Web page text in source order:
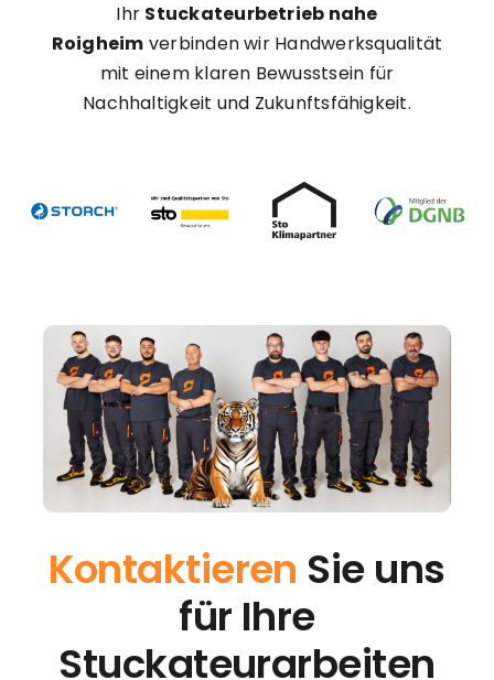
Ihr Stuckateurbetrieb nahe
Roigheim verbinden wir Handwerksqualität
mit einem klaren Bewusstsein für
Nachhaltigkeit und Zukunftsfähigkeit.
Kontaktieren Sie uns
für Ihre
Stuckateurarbeiten